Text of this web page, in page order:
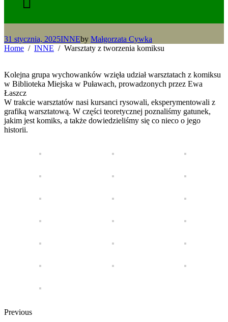
31 stycznia, 2025INNEby Małgorzata Cywka
Home
INNE Warsztaty z tworzenia komiksu
Kolejna grupa wychowanków wzięła udział warsztatach z komiksu
w Biblioteka Miejska w Puławach, prowadzonych przez Ewa
Łaszcz
W trakcie warsztatów nasi kursanci rysowali, eksperymentowali z
grafiką warsztatową. W części teoretycznej poznaliśmy gatunek,
jakim jest komiks, a także dowiedzieliśmy się co nieco o jego
historii.
Previous